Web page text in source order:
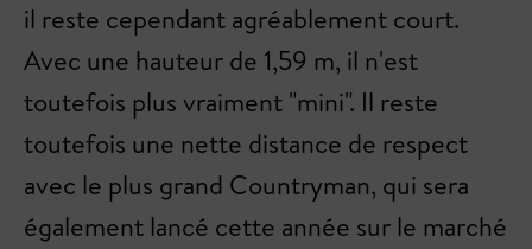
il reste cependant agréablement court.
Avec une hauteur de 1,59 m, il n'est
toutefois plus vraiment "mini". Il reste
toutefois une nette distance de respect
avec le plus grand Countryman, qui sera
également lancé cette année sur le marché